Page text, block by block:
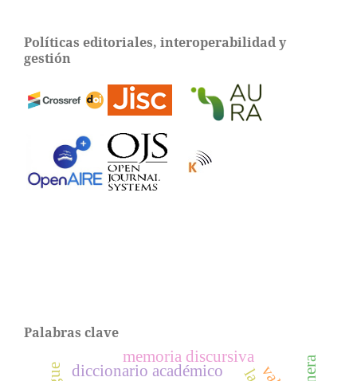
Políticas editoriales, interoperabilidad y
gestión
Palabras clave
diccionario académico
memoria discursiva